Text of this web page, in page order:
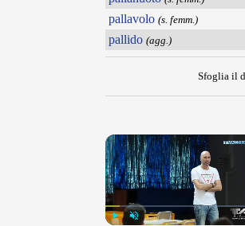
pallavolo (s. femm.)
pallido (agg.)
Sfoglia il